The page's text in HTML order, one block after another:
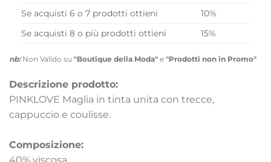
Se acquisti 6 o 7 prodotti ottieni
10%
Se acquisti 8 o più prodotti ottieni
15%
nb:Non Valido su "Boutique della Moda" e "Prodotti non in Promo"
Descrizione prodotto:
PINKLOVE Maglia in tinta unita con trecce,
cappuccio e coulisse.
Composizione: